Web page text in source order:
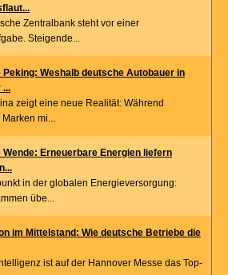
Zentralbank steht vor einer
Steigende...
Weshalb deutsche Autobauer in
...
zeigt eine neue Realität: Während
mi...
Wende: Erneuerbare Energien liefern
in der globalen Energieversorgung:
übe...
im Mittelstand: Wie deutsche Betriebe die
ist auf der Hannover Messe das Top-